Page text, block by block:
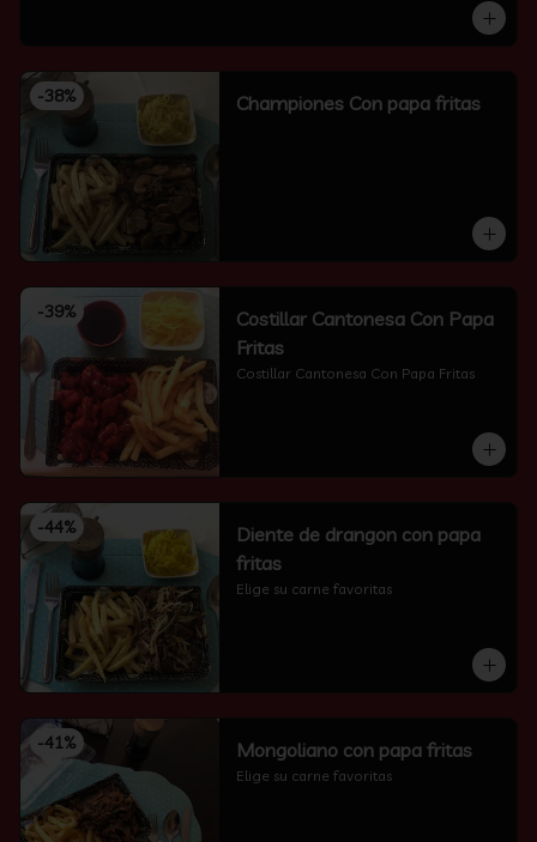
-38% Championes Con papa fritas
-39%
Costillar Cantonesa Con Papa
Fritas
Costillar Cantonesa Con Papa Fritas
-44%
Diente de drangon con papa
fritas
Elige su carne favoritas
-41% Mongoliano con papa fritas
Elige su carne favoritas